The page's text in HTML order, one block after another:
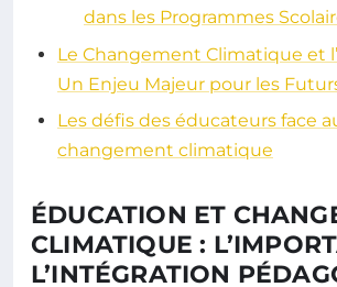
dans les Programmes
Le Changement Climatique et
Un Enjeu Majeur pour les
Les défis des éducateurs face
changement climatique
ÉDUCATION ET
CLIMATIQUE :
L’INTÉGRATION